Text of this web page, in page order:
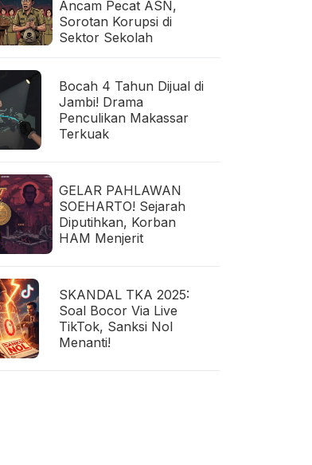
Ancam Pecat ASN,
Sorotan Korupsi di
Sektor Sekolah
Bocah 4 Tahun Dijual di
Jambi! Drama
Penculikan Makassar
Terkuak
GELAR PAHLAWAN
SOEHARTO! Sejarah
Diputihkan, Korban
HAM Menjerit
SKANDAL TKA 2025:
Soal Bocor Via Live
TikTok, Sanksi Nol
Menanti!